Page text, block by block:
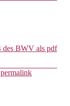
des BWV als pdf
permalink